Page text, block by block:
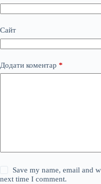
Сайт
Додати коментар *
Save my name, email and
next time I comment.